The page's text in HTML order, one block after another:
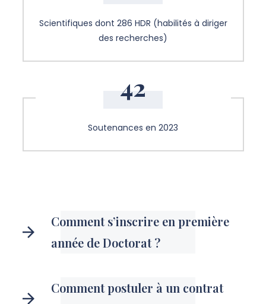
Scientifiques dont 286 HDR (habilités à diriger
des recherches)
42
Soutenances en 2023
Comment s’inscrire en première
année de Doctorat ?
Comment postuler à un contrat